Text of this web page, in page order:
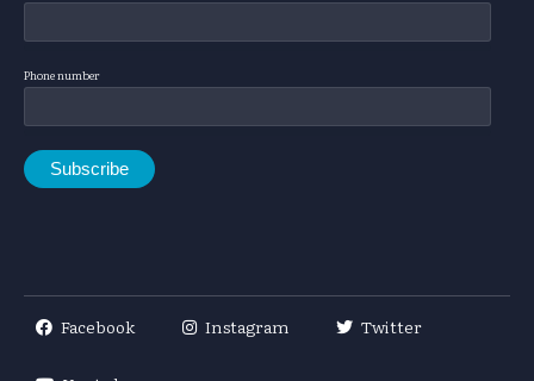
Phone number
Facebook Instagram Twitter